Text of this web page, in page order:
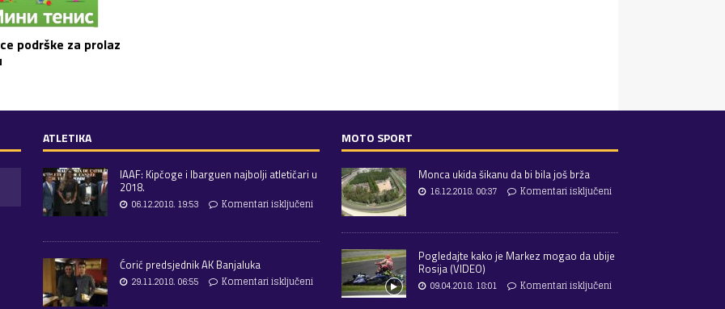
podrške za prolaz
ATLETIKA
IAAF: Kipčoge i Ibarguen najbolji atletičari u
2018.
06.12.2018. 19:53
Komentari isključeni
Ćorić predsjednik AK Banjaluka
29.11.2018. 06:55
Komentari isključeni
MOTO SPORT
Monca ukida šikanu da bi bila još brža
16.12.2018. 00:37
Komentari isključeni
Pogledajte kako je Markez mogao da ubije
Rosija (VIDEO)
09.04.2018. 18:01
Komentari isključeni